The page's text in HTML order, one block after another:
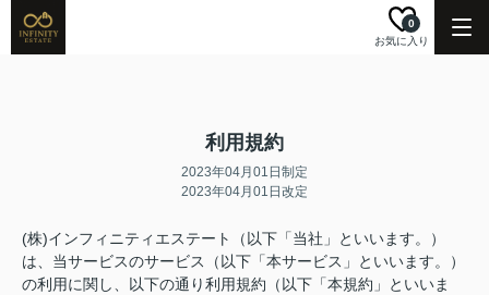
お気に入り
0
利用規約
2023年04月01日制定
2023年04月01日改定
(株)インフィニティエステート（以下「当社」といいます。）
は、当サービスのサービス（以下「本サービス」といいます。）
の利用に関し、以下の通り利用規約（以下「本規約」といいま